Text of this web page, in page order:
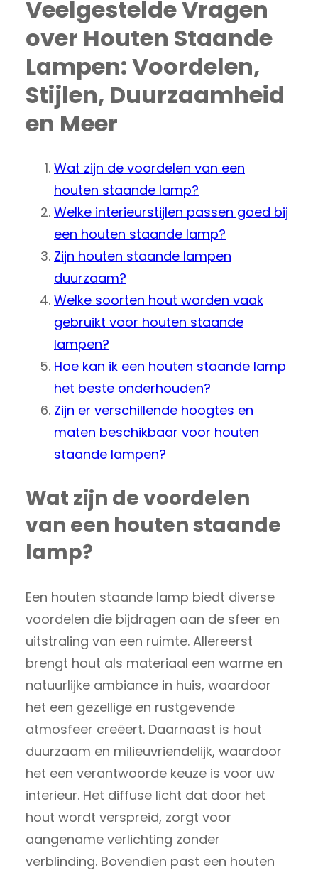
Veelgestelde Vragen
over Houten Staande
Lampen: Voordelen,
Stijlen, Duurzaamheid
en Meer
Wat zijn de voordelen van een
houten staande lamp?
Welke interieurstijlen passen goed bij
een houten staande lamp?
Zijn houten staande lampen
duurzaam?
Welke soorten hout worden vaak
gebruikt voor houten staande
lampen?
Hoe kan ik een houten staande lamp
het beste onderhouden?
Zijn er verschillende hoogtes en
maten beschikbaar voor houten
staande lampen?
Wat zijn de voordelen
van een houten staande
lamp?
Een houten staande lamp biedt diverse
voordelen die bijdragen aan de sfeer en
uitstraling van een ruimte. Allereerst
brengt hout als materiaal een warme en
natuurlijke ambiance in huis, waardoor
het een gezellige en rustgevende
atmosfeer creëert. Daarnaast is hout
duurzaam en milieuvriendelijk, waardoor
het een verantwoorde keuze is voor uw
interieur. Het diffuse licht dat door het
hout wordt verspreid, zorgt voor
aangename verlichting zonder
verblinding. Bovendien past een houten